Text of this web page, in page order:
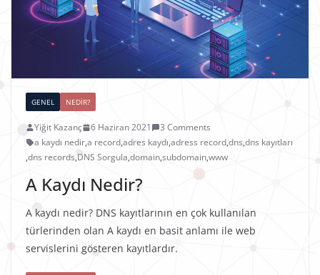
GENEL NEDIR?
Yiğit Kazanç 6 Haziran 2021
3 Comments
a kaydı nedir,a record,adres kaydı,adress record,dns,dns kayıtları
,dns records,DNS Sorgula,domain,subdomain,www
A Kaydı Nedir?
A kaydı nedir? DNS kayıtlarının en çok kullanılan
türlerinden olan A kaydı en basit anlamı ile web
servislerini gösteren kayıtlardır.